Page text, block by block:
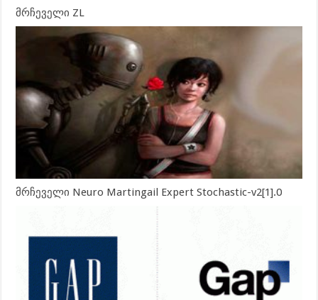
მრჩეველი ZL
მრჩეველი Neuro Martingail Expert Stochastic-v2[1].0